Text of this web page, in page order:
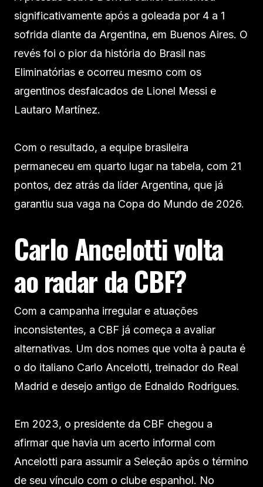
significativamente após a goleada por 4 a 1
sofrida diante da Argentina, em Buenos Aires. O
revés foi o pior da história do Brasil nas
Eliminatórias e ocorreu mesmo com os
argentinos desfalcados de Lionel Messi e
Lautaro Martínez.
Com o resultado, a equipe brasileira
permaneceu em quarto lugar na tabela, com 21
pontos, dez atrás da líder Argentina, que já
garantiu sua vaga na Copa do Mundo de 2026.
Carlo Ancelotti volta
ao radar da CBF?
Com a campanha irregular e atuações
inconsistentes, a CBF já começa a avaliar
alternativas. Um dos nomes que volta à pauta é
o do italiano Carlo Ancelotti, treinador do Real
Madrid e desejo antigo de Ednaldo Rodrigues.
Em 2023, o presidente da CBF chegou a
afirmar que havia um acerto informal com
Ancelotti para assumir a Seleção após o término
de seu vínculo com o clube espanhol. No